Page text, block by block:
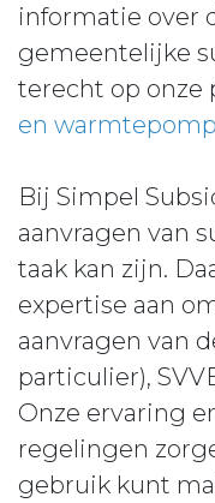
informatie over
gemeentelijke
terecht op onze
en
Bij Simpel
aanvragen van
taak kan zijn.
expertise aan
aanvragen van
particulier),
Onze ervaring
regelingen
gebruik kunt